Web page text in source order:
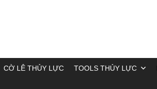
CỜ LÊ THỦY LỰC TOOLS THỦY LỰC